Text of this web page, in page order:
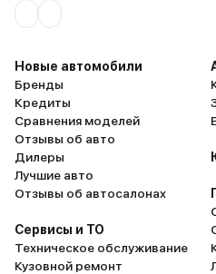
Новые автомобили
Бренды
Кредиты
Сравнения моделей
Отзывы об авто
Дилеры
Лучшие авто
Отзывы об автосалонах
Сервисы и ТО
Техническое обслуживание
Кузовной ремонт